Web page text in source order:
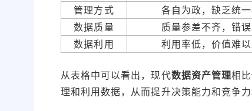
管理方式
各自为政，缺乏统
数据质量
质量参差不齐，错
数据利用
利用率低，价值难
从表格中可以看出，现代数据资产管理相
理和利用数据，从而提升决策能力和竞争力